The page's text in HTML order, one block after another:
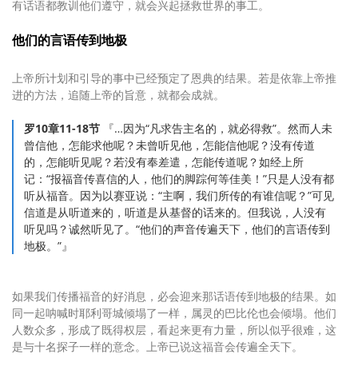
有话语都教训他们遵守，就会兴起拯救世界的事工。
他们的言语传到地极
上帝所计划和引导的事中已经预定了恩典的结果。若是依靠上帝推
进的方法，追随上帝的旨意，就都会成就。
罗10章11-18节 『…因为“凡求告主名的，就必得救”。然而人未
曾信他，怎能求他呢？未曾听见他，怎能信他呢？没有传道
的，怎能听见呢？若没有奉差遣，怎能传道呢？如经上所
记：“报福音传喜信的人，他们的脚踪何等佳美！”只是人没有都
听从福音。因为以赛亚说：“主啊，我们所传的有谁信呢？”可见
信道是从听道来的，听道是从基督的话来的。但我说，人没有
听见吗？诚然听见了。“他们的声音传遍天下，他们的言语传到
地极。”』
如果我们传播福音的好消息，必会迎来那话语传到地极的结果。如
同一起呐喊时耶利哥城倾塌了一样，属灵的巴比伦也会倾塌。他们
人数众多，形成了既得权层，看起来更有力量，所以似乎很难，这
是与十名探子一样的意念。上帝已说这福音会传遍全天下。